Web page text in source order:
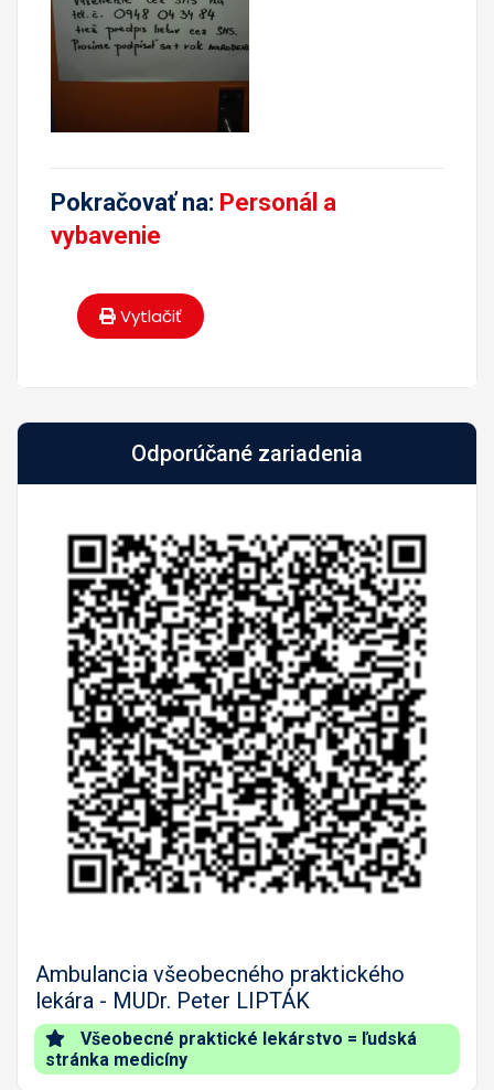
Pokračovať na: Personál a
vybavenie
Vytlačiť
Odporúčané zariadenia
Ambulancia všeobecného praktického
lekára - MUDr. Peter LIPTÁK
Všeobecné praktické lekárstvo = ľudská
stránka medicíny
Predch.